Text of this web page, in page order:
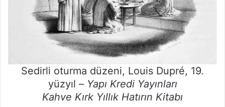
Sedirli oturma düzeni, Louis Dupré, 19.
yüzyıl – Yapı Kredi Yayınları
Kahve Kırk Yıllık Hatırın Kitabı